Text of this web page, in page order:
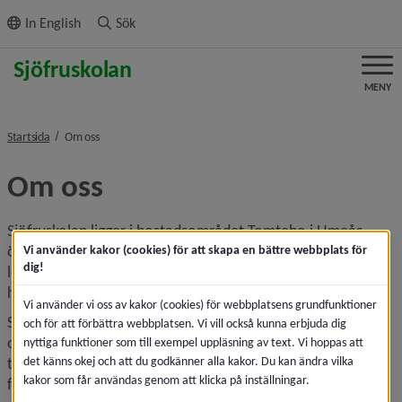
innehållet
In English Sök
MENY
Startsida Om ossnivå i brödsmulenavigeringen
Om oss
Sjöfruskolan ligger i bostadsområdet Tomtebo i Umeås
östra del. Skolan byggdes ut med fler anpassade
lektionssalar och ny skolrestaurang höstterminen 2024 och
har förskoleklass till årskurs 6 inklusive fritidshem.
Sjöfruskolan är indelad i sju arbetslag från förskoleklass till
och med årskurs 6 samt fyra fritidsavdelningar. Barnen
tillhör samma avdelning under skoltid och
fritidsverksamhet. För årskurs 4–6 finns fritidsklubb i
Vi använder kakor (cookies) för att skapa en bättre webbplats för
dig!
Vi använder vi oss av kakor (cookies) för webbplatsens grundfunktioner
och för att förbättra webbplatsen. Vi vill också kunna erbjuda dig
nyttiga funktioner som till exempel uppläsning av text. Vi hoppas att
det känns okej och att du godkänner alla kakor. Du kan ändra vilka
kakor som får användas genom att klicka på inställningar.